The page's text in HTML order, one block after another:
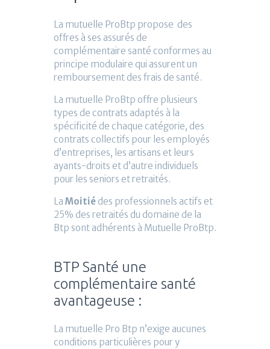
La mutuelle ProBtp propose des
offres à ses assurés de
complémentaire santé conformes au
principe modulaire qui assurent un
remboursement des frais de santé.
La mutuelle ProBtp offre plusieurs
types de contrats adaptés à la
spécificité de chaque catégorie, des
contrats collectifs pour les employés
d’entreprises, les artisans et leurs
ayants-droits et d’autre individuels
pour les seniors et retraités.
La Moitié des professionnels actifs et
25% des retraités du domaine de la
Btp sont adhérents à Mutuelle ProBtp.
BTP Santé une
complémentaire santé
avantageuse :
La mutuelle Pro Btp n’exige aucunes
conditions particulières pour y